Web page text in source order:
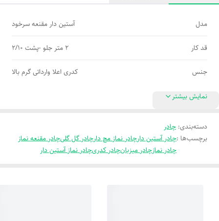
مدل آستین دار مقنعه سرخود
قد کار 2 متر جلو -پشت 2/10
جنس کدری اعلا وارداتی گرم بالا
نمایش بیشتر
دسته‌بندی: چادر
برچسب‌ها :چادر آستین دارچادر نماز مچ دارچادر گل گلیچادر مقنعه نماز
چادر نمازچادر میزبانچادر کدریچادر نماز آستین دار